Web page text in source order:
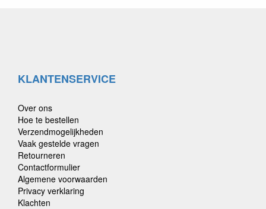
KLANTENSERVICE
Over ons
Hoe te bestellen
Verzendmogelijkheden
Vaak gestelde vragen
Retourneren
Contactformulier
Algemene voorwaarden
Privacy verklaring
Klachten